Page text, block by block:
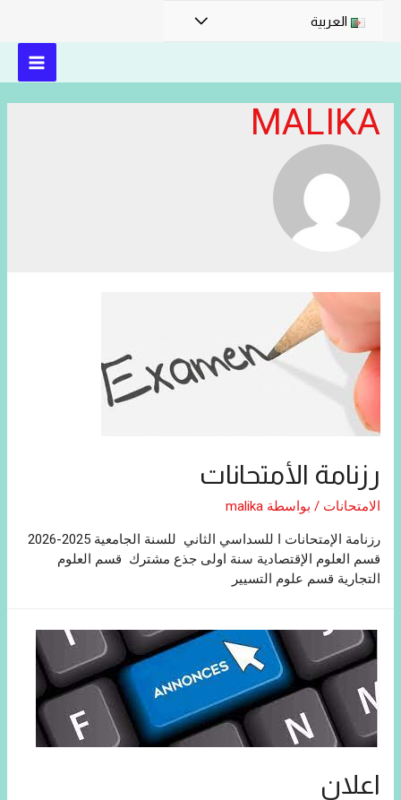
العربية القائمة
MALIKA
رزنامة الأمتحانات
الامتحانات / بواسطة malika
رزنامة الإمتحانات ا للسداسي الثاني للسنة الجامعية 2025-2026
قسم العلوم الإقتصادية سنة اولى جذع مشترك قسم العلوم
التجارية قسم علوم التسيير
اعلان